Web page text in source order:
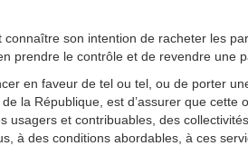
son intention de racheter les
prendre le contrôle et de revendre une
en faveur de tel ou tel, ou de porter
la République, est d’assurer que
et contribuables, des collectivités
à des conditions abordables, à ces